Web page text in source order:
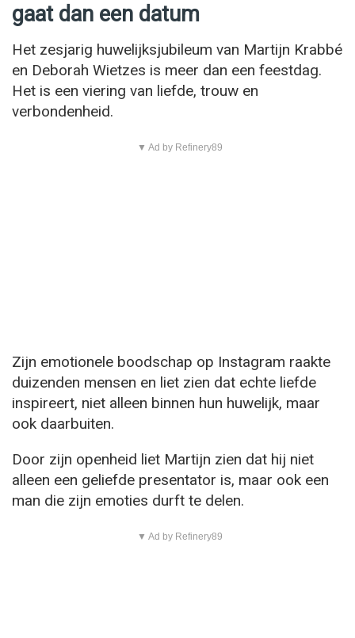
gaat dan een datum
Het zesjarig huwelijksjubileum van Martijn Krabbé
en Deborah Wietzes is meer dan een feestdag.
Het is een viering van liefde, trouw en
verbondenheid.
▼ Ad by Refinery89
Zijn emotionele boodschap op Instagram raakte
duizenden mensen en liet zien dat echte liefde
inspireert, niet alleen binnen hun huwelijk, maar
ook daarbuiten.
Door zijn openheid liet Martijn zien dat hij niet
alleen een geliefde presentator is, maar ook een
man die zijn emoties durft te delen.
▼ Ad by Refinery89